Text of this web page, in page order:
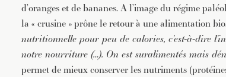
d’oranges et de bananes. A l’image du régime
la « crusine » prône le retour à une alimentation
nutritionnelle pour peu de calories, c’est-à-dire
notre nourriture (…). On est suralimentés mais
permet de mieux conserver les nutriments